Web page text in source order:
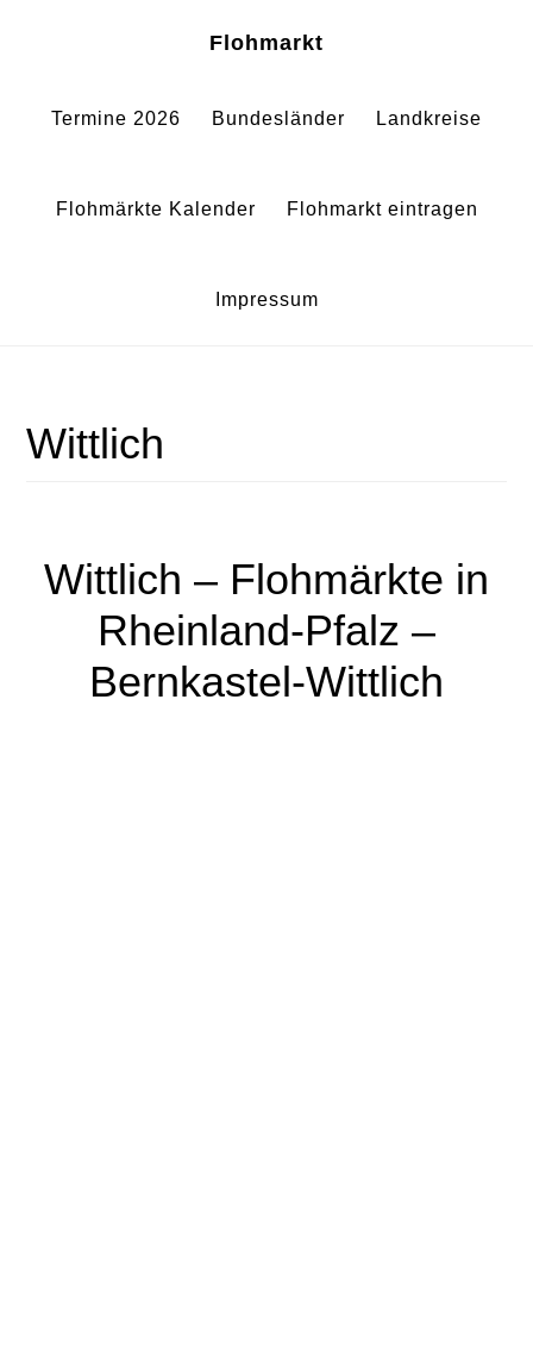
springen
springen
Flohmarkt
Termine 2026 Bundesländer Landkreise
Flohmärkte Kalender Flohmarkt eintragen
Impressum
Wittlich
Wittlich – Flohmärkte in
Rheinland-Pfalz –
Bernkastel-Wittlich